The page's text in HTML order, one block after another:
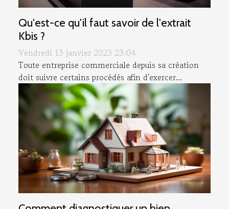
Qu'est-ce qu'il faut savoir de l'extrait
Kbis ?
Vendredi 13 janvier 2023 23:04
Toute entreprise commerciale depuis sa création
doit suivre certains procédés afin d'exercer...